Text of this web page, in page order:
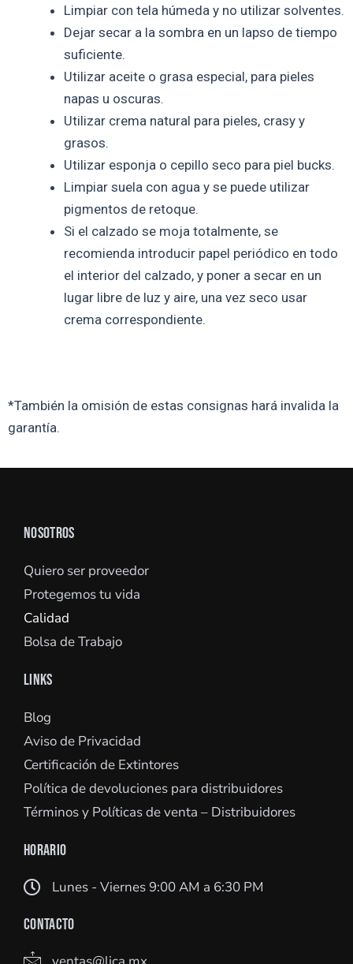
Limpiar con tela húmeda y no utilizar solventes.
Dejar secar a la sombra en un lapso de tiempo
suficiente.
Utilizar aceite o grasa especial, para pieles
napas u oscuras.
Utilizar crema natural para pieles, crasy y
grasos.
Utilizar esponja o cepillo seco para piel bucks.
Limpiar suela con agua y se puede utilizar
pigmentos de retoque.
Si el calzado se moja totalmente, se
recomienda introducir papel periódico en todo
el interior del calzado, y poner a secar en un
lugar libre de luz y aire, una vez seco usar
crema correspondiente.
*También la omisión de estas consignas hará invalida la
garantía.
NOSOTROS
Quiero ser proveedor
Protegemos tu vida
Calidad
Bolsa de Trabajo
LINKS
Blog
Aviso de Privacidad
Certificación de Extintores
Política de devoluciones para distribuidores
Términos y Políticas de venta – Distribuidores
HORARIO
Lunes - Viernes 9:00 AM a 6:30 PM
CONTACTO